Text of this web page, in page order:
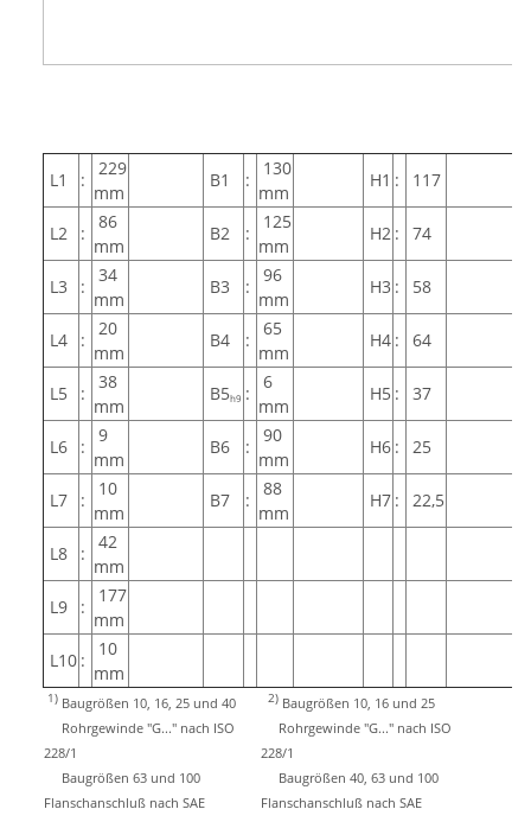
L1 :
229
mm
B1 :
130
mm
H1 : 117
L2 :
86
mm
B2 :
125
mm
H2 : 74
L3 :
34
mm
B3 :
96
mm
H3 : 58
L4 :
20
mm
B4 :
65
mm
H4 : 64
L5 :
38
mm
B5h9 :
6
mm
H5 : 37
L6 :
9
mm
B6 :
90
mm
H6 : 25
L7 :
10
mm
B7 :
88
mm
H7 : 22,5
L8 :
42
mm
L9
:
177
mm
L10 :
10
mm
1) Baugrößen 10, 16, 25 und 40
Rohrgewinde "G..." nach ISO
228/1
Baugrößen 63 und 100
Flanschanschluß nach SAE
2) Baugrößen 10, 16 und 25
Rohrgewinde "G..." nach ISO
228/1
Baugrößen 40, 63 und 100
Flanschanschluß nach SAE